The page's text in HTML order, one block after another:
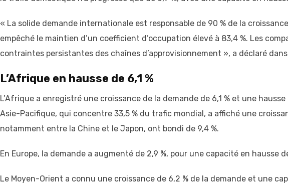
« La solide demande internationale est responsable de 90 % de la
empêché le maintien d’un coefficient d’occupation élevé à 83,4 %. Les
contraintes persistantes des chaînes d’approvisionnement », a déclaré
L’Afrique en hausse de 6,1 %
L’Afrique a enregistré une croissance de la demande de 6,1 % et une
Asie-Pacifique, qui concentre 33,5 % du trafic mondial, a affiché une
notamment entre la Chine et le Japon, ont bondi de 9,4 %.
En Europe, la demande a augmenté de 2,9 %, pour une capacité en hausse
Le Moyen-Orient a connu une croissance de 6,2 % de la demande et une